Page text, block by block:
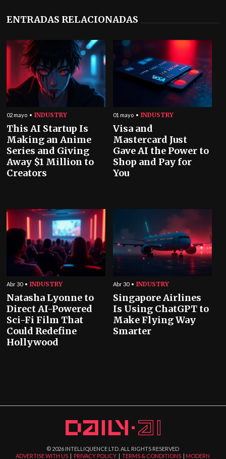
ENTRADAS RELACIONADAS
02 mayo INDUSTRY
This AI Startup Is
Making an Anime
Series and Giving
Away $1 Million to
Creators
01 mayo INDUSTRY
Visa and
Mastercard Just
Gave AI the Power to
Shop and Pay for
You
Abr 30 INDUSTRY
Natasha Lyonne to
Direct AI-Powered
Sci-Fi Film That
Could Redefine
Hollywood
Abr 30 INDUSTRY
Singapore Airlines
Is Using ChatGPT to
Make Flying Way
Smarter
© 2026 INTELLIQUENCE LTD. ALL RIGHTS RESERVED
ADVERTISE WITH US | PRIVACY POLICY |TERMS & CONDITIONS | MODERN